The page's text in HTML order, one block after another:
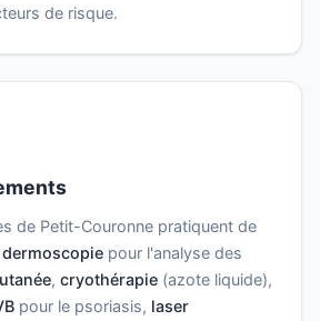
de risque.
de Petit-Couronne pratiquent de
dermoscopie pour l'analyse des
, cryothérapie (azote liquide),
pour le psoriasis, laser